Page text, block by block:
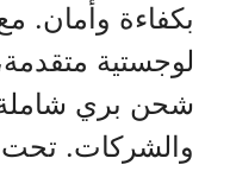
بكفاءة وأمان.
لوجستية
شحن بري شاملة
والشركات. تحت